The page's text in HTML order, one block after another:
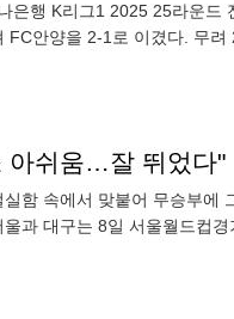
행 K리그1 2025 25라운드
안양을 2-1로 이겼다. 무려
아쉬움…잘 뛰었다"
함 속에서 맞붙어 무승부에
과 대구는 8일 서울월드컵경